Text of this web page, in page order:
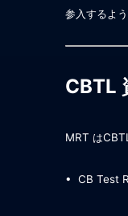
参入するよ
CBTL
MRT はCBTL
• CB Test